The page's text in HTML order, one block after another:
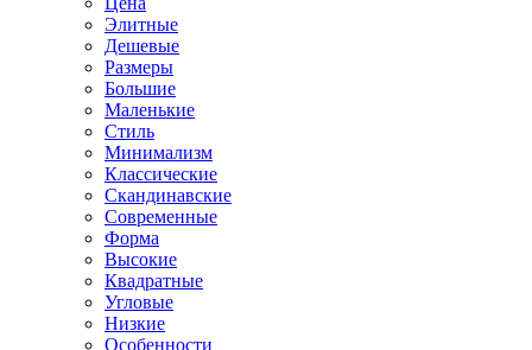
Элитные
Дешевые
Размеры
Большие
Маленькие
Стиль
Минимализм
Классические
Скандинавские
Современные
Форма
Высокие
Квадратные
Угловые
Низкие
Особенности